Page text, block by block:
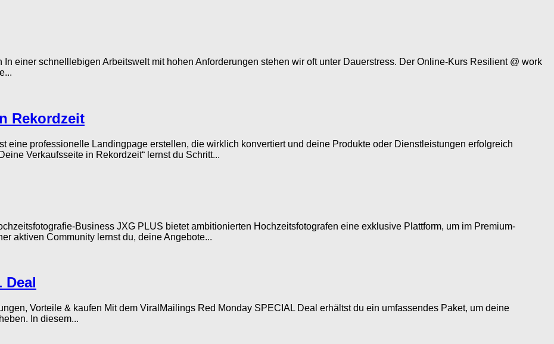
einer schnelllebigen Arbeitswelt mit hohen Anforderungen stehen wir oft unter Dauerstress. Der Online-Kurs Resilient @ work
Rekordzeit
eine professionelle Landingpage erstellen, die wirklich konvertiert und deine Produkte oder Dienstleistungen erfolgreich
Verkaufsseite in Rekordzeit“ lernst du Schritt...
Business JXG PLUS bietet ambitionierten Hochzeitsfotografen eine exklusive Plattform, um im Premium-
aktiven Community lernst du, deine Angebote...
Deal
Vorteile & kaufen Mit dem ViralMailings Red Monday SPECIAL Deal erhältst du ein umfassendes Paket, um deine
In diesem...